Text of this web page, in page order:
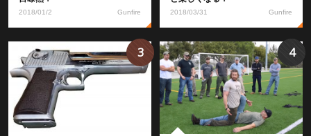
2018/01/2 Gunfire 2018/03/31 Gunfire
3 4